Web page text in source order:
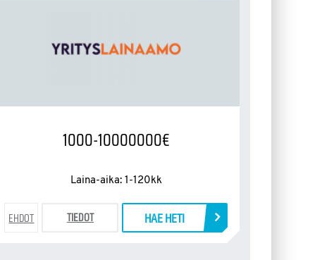
1000-10000000€
Laina-aika: 1-120kk
EHDOT TIEDOT HAE HETI